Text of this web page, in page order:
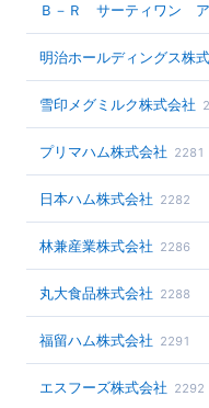
Ｂ－Ｒ サーティワン ア
明治ホールディングス株
雪印メグミルク株式会社
プリマハム株式会社 2281
日本ハム株式会社 2282
林兼産業株式会社 2286
丸大食品株式会社 2288
福留ハム株式会社 2291
エスフーズ株式会社 2292